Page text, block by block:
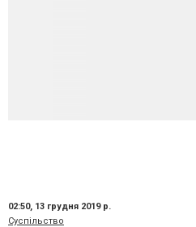
02:50, 13 грудня 2019 р.
Суспільство